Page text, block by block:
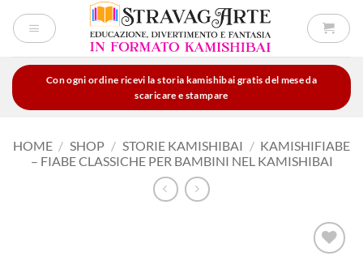
Con ogni ordine ricevi la storia kamishibai gratis del mese da
scaricare e stampare
HOME / SHOP / STORIE KAMISHIBAI / KAMISHIFIABE
– FIABE CLASSICHE PER BAMBINI NEL KAMISHIBAI